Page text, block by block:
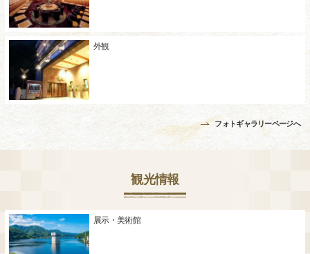
外観
フォトギャラリーページへ
観光情報
展示・美術館